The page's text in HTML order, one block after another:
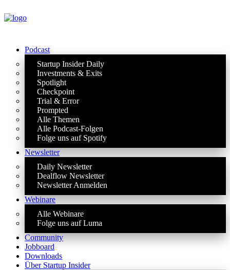
Podcast
Startup Insider Daily
Investments & Exits
Spotlight
Checkpoint
Trial & Error
Prompted
Alle Themen
Alle Podcast-Folgen
Folge uns auf Spotify
Newsletter
Daily Newsletter
Dealflow Newsletter
Newsletter Anmelden
Webinare
Alle Webinare
Folge uns auf Luma
Community
Jobboard
Downloads
Über Startup Insider